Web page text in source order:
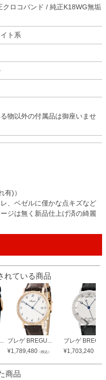
クロコバンド / 純正K18WG無垢
ト系
物以外の付属品は御座いませ
有)）
、ベゼルに僅かな点キズなど
ジは無く新品仕上げ済の綺麗
れている商品
ブレゲ BREGU...
¥1,789,480 （税込）
ブレゲ
¥1,703,240
商品